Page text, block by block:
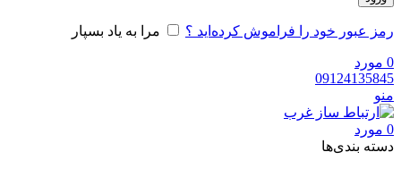
رمز عبور خود را فراموش کرده‌اید ؟ مرا به یاد بسپار
0 مورد
09124135845
منو
0 مورد
دسته‌ بندی‌ها